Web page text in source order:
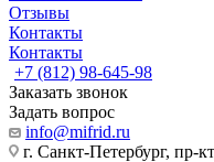
Отзывы
Контакты
Контакты
+7 (812) 98-645-98
Заказать звонок
Задать вопрос
info@mifrid.ru
г. Санкт-Петербург, пр-